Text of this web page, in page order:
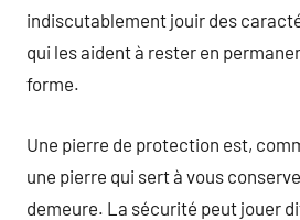
indiscutablement jouir des
qui les aident à rester en
forme.
Une pierre de protection est,
une pierre qui sert à vous
demeure. La sécurité peut jouer